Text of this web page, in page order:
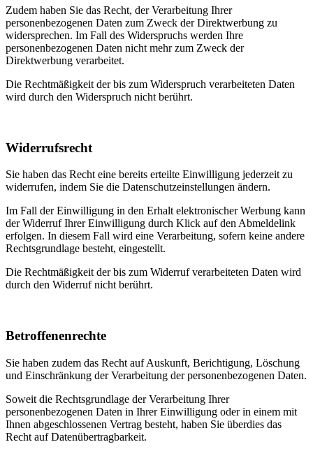
Zudem haben Sie das Recht, der Verarbeitung Ihrer
personenbezogenen Daten zum Zweck der Direktwerbung zu
widersprechen. Im Fall des Widerspruchs werden Ihre
personenbezogenen Daten nicht mehr zum Zweck der
Direktwerbung verarbeitet.
Die Rechtmäßigkeit der bis zum Widerspruch verarbeiteten Daten
wird durch den Widerspruch nicht berührt.
Widerrufsrecht
Sie haben das Recht eine bereits erteilte Einwilligung jederzeit zu
widerrufen, indem Sie die Datenschutzeinstellungen ändern.
Im Fall der Einwilligung in den Erhalt elektronischer Werbung kann
der Widerruf Ihrer Einwilligung durch Klick auf den Abmeldelink
erfolgen. In diesem Fall wird eine Verarbeitung, sofern keine andere
Rechtsgrundlage besteht, eingestellt.
Die Rechtmäßigkeit der bis zum Widerruf verarbeiteten Daten wird
durch den Widerruf nicht berührt.
Betroffenenrechte
Sie haben zudem das Recht auf Auskunft, Berichtigung, Löschung
und Einschränkung der Verarbeitung der personenbezogenen Daten.
Soweit die Rechtsgrundlage der Verarbeitung Ihrer
personenbezogenen Daten in Ihrer Einwilligung oder in einem mit
Ihnen abgeschlossenen Vertrag besteht, haben Sie überdies das
Recht auf Datenübertragbarkeit.